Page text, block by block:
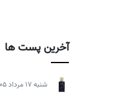
آخرین پست ها
شنبه 17 مرداد 1405